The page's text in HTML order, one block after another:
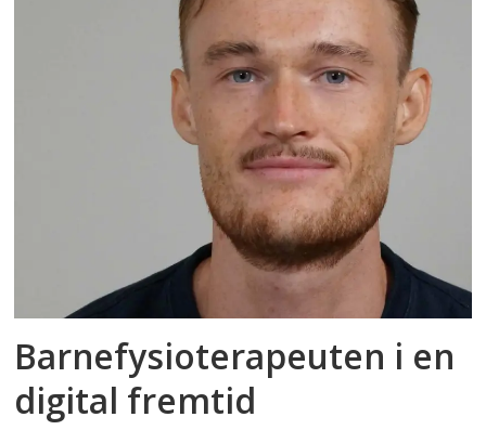
Barnefysioterapeuten i en
digital fremtid